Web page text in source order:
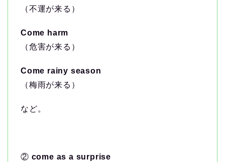
（不運が来る）
Come harm
（危害が来る）
Come rainy season
（梅雨が来る）
など。
② come as a surprise